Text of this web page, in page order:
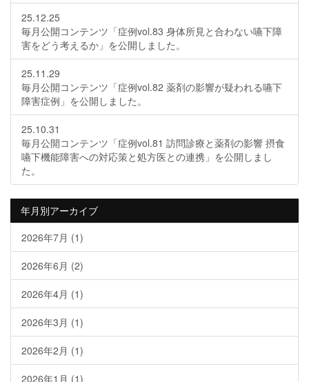
25.12.25
毎月公開コンテンツ「症例vol.83 身体所見と合わない嚥下障
害をどう考えるか」を公開しました。
25.11.29
毎月公開コンテンツ「症例vol.82 薬剤の影響が疑われる嚥下
障害症例」を公開しました。
25.10.31
毎月公開コンテンツ「症例vol.81 訪問診療と薬剤の影響 摂食
嚥下機能障害への対応策と処方医との連携」を公開しまし
た。
年月別アーカイブ
2026年7月 (1)
2026年6月 (2)
2026年4月 (1)
2026年3月 (1)
2026年2月 (1)
2026年1月 (1)